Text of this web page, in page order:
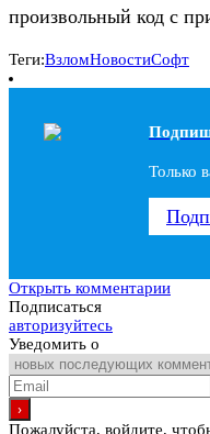
произвольный код с
Теги:ВзломНовостиСофт
Только
Открыть комментарии
Подписаться
авторизуйтесь
Уведомить о
Пожалуйста, войдите,